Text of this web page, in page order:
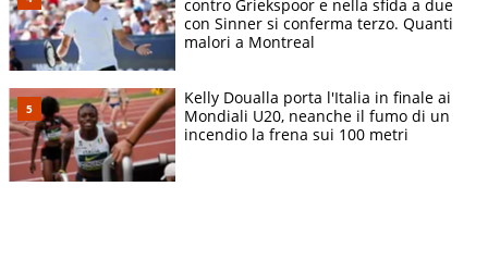
contro Griekspoor e nella sfida a due
con Sinner si conferma terzo. Quanti
malori a Montreal
Kelly Doualla porta l'Italia in finale ai
Mondiali U20, neanche il fumo di un
incendio la frena sui 100 metri